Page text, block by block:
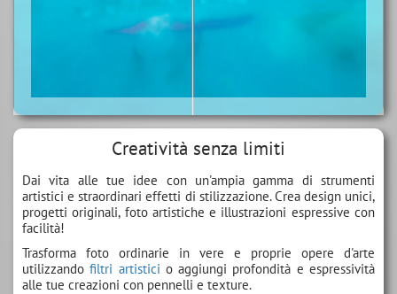
Creatività senza limiti
Dai vita alle tue idee con un'ampia gamma di strumenti
artistici e straordinari effetti di stilizzazione. Crea design unici,
progetti originali, foto artistiche e illustrazioni espressive con
facilità!
Trasforma foto ordinarie in vere e proprie opere d'arte
utilizzandofiltri artistici o aggiungi profondità e espressività
alle tue creazioni con pennelli e texture.